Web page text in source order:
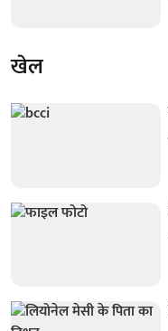
खेल